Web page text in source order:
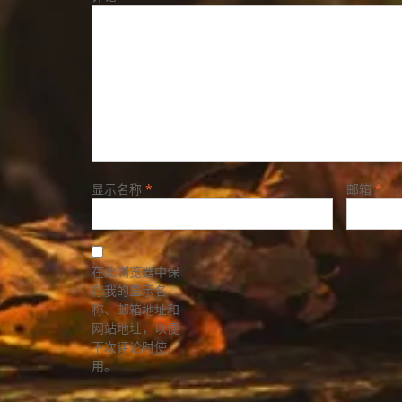
显示名称 * 邮箱*
在此浏览器中保
存我的显示名
称、邮箱地址和
网站地址，以便
下次评论时使
用。